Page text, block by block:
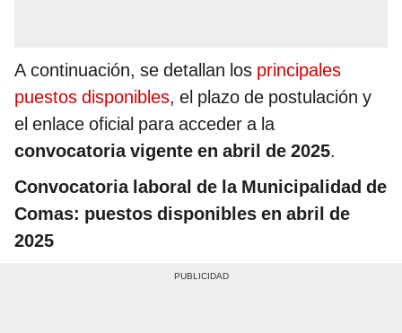
A continuación, se detallan los principales
puestos disponibles, el plazo de postulación y
el enlace oficial para acceder a la
convocatoria vigente en abril de 2025.
Convocatoria laboral de la Municipalidad de
Comas: puestos disponibles en abril de
2025